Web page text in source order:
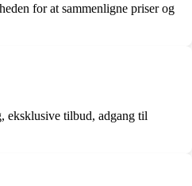
for at sammenligne priser og
eksklusive tilbud, adgang til